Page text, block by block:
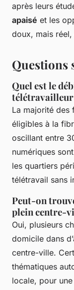
après leurs
apaisé et les
doux, mais
Questions
Quel est le
télétravailleur
La majorité des
éligibles à la
oscillant entre
numériques
les quartiers
télétravail sans
Peut-on
plein centre-
Oui, plusieurs
domicile dans
centre-ville.
thématiques
locale, pour